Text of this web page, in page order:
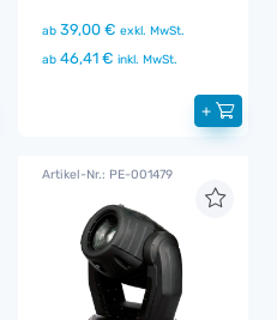
ab 39,00 € exkl. MwSt.
ab 46,41 € inkl. MwSt.
+
Artikel-Nr.: PE-001479